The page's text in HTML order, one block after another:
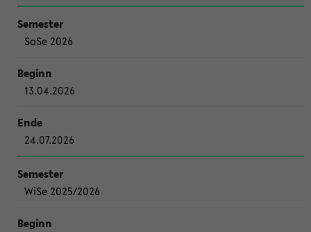
SoSe 2026
13.04.2026
24.07.2026
WiSe 2025/2026